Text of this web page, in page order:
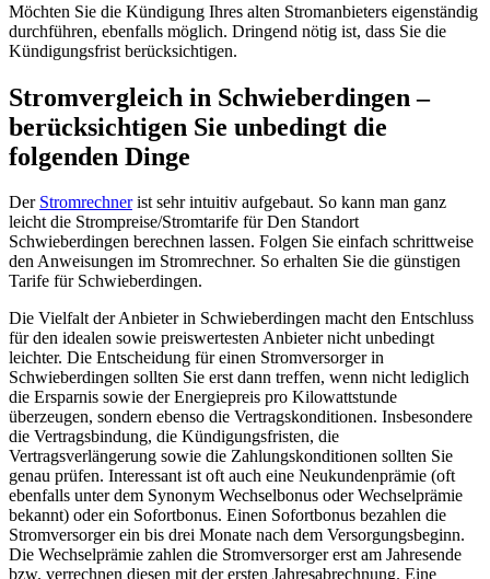
Möchten Sie die Kündigung Ihres alten Stromanbieters eigenständig
durchführen, ebenfalls möglich. Dringend nötig ist, dass Sie die
Kündigungsfrist berücksichtigen.
Stromvergleich in Schwieberdingen –
berücksichtigen Sie unbedingt die
folgenden Dinge
Der Stromrechnerist sehr intuitiv aufgebaut. So kann man ganz
leicht die Strompreise/Stromtarife für Den Standort
Schwieberdingen berechnen lassen. Folgen Sie einfach schrittweise
den Anweisungen im Stromrechner. So erhalten Sie die günstigen
Tarife für Schwieberdingen.
Die Vielfalt der Anbieter in Schwieberdingen macht den Entschluss
für den idealen sowie preiswertesten Anbieter nicht unbedingt
leichter. Die Entscheidung für einen Stromversorger in
Schwieberdingen sollten Sie erst dann treffen, wenn nicht lediglich
die Ersparnis sowie der Energiepreis pro Kilowattstunde
überzeugen, sondern ebenso die Vertragskonditionen. Insbesondere
die Vertragsbindung, die Kündigungsfristen, die
Vertragsverlängerung sowie die Zahlungskonditionen sollten Sie
genau prüfen. Interessant ist oft auch eine Neukundenprämie (oft
ebenfalls unter dem Synonym Wechselbonus oder Wechselprämie
bekannt) oder ein Sofortbonus. Einen Sofortbonus bezahlen die
Stromversorger ein bis drei Monate nach dem Versorgungsbeginn.
Die Wechselprämie zahlen die Stromversorger erst am Jahresende
bzw. verrechnen diesen mit der ersten Jahresabrechnung. Eine